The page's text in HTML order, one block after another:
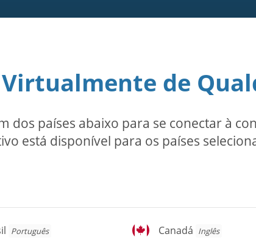
Virtualmente de
dos países abaixo para se conectar à
está disponível para os países
Português Canadá
Canadá Inglês